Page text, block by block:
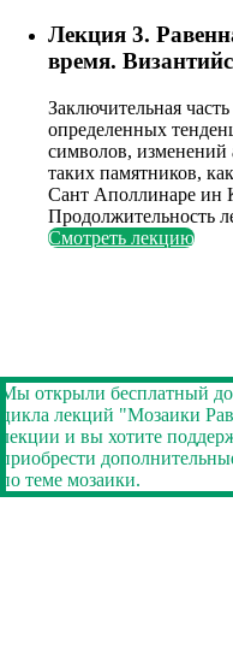
Лекция 3.
время.
Заключительная
определенных
символов, изменений
таких памятников,
Сант Аполлинаре ин
Продолжительность
Смотреть лекцию
Мы открыли бесплатный
цикла лекций "Мозаики
лекции и вы хотите
приобрести
по теме мозаики.